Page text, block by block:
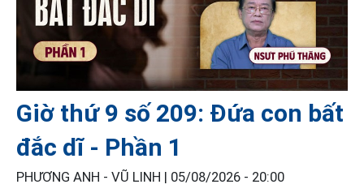
Giờ thứ 9 số 209: Đứa con bất
đắc dĩ - Phần 1
PHƯƠNG ANH - VŨ LINH | 05/08/2026 - 20:00